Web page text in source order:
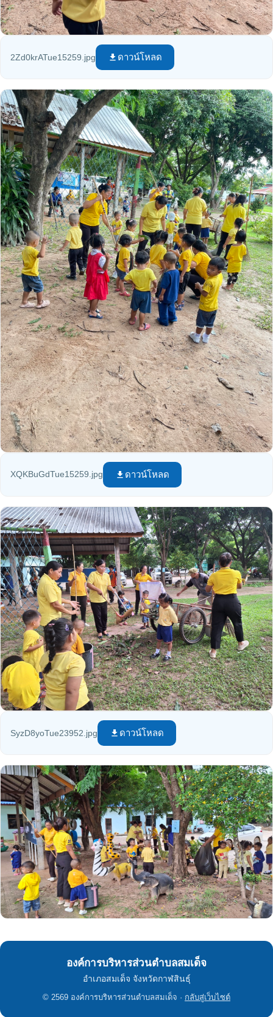
2Zd0krATue15259.jpg file_download ดาวน์โหลด
XQKBuGdTue15259.jpg file_download ดาวน์โหลด
SyzD8yoTue23952.jpg file_download ดาวน์โหลด
องค์การบริหารส่วนตำบลสมเด็จ
อำเภอสมเด็จ จังหวัดกาฬสินธุ์
© 2569 องค์การบริหารส่วนตำบลสมเด็จ · กลับสู่เว็บไซต์